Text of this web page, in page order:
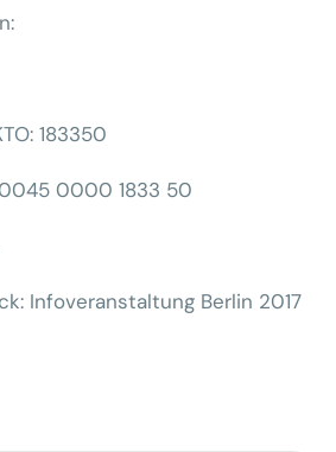
183350
0000 1833 50
Infoveranstaltung Berlin 2017